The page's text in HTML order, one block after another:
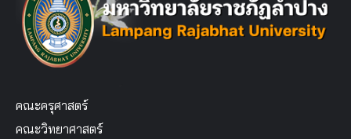
คณะครุศาสตร์
คณะวิทยาศาสตร์